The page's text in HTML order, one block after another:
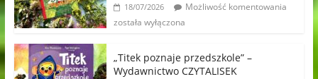
18/07/2026
Możliwość komentowania
została wyłączona
„Titek poznaje przedszkole” –
Wydawnictwo CZYTALISEK